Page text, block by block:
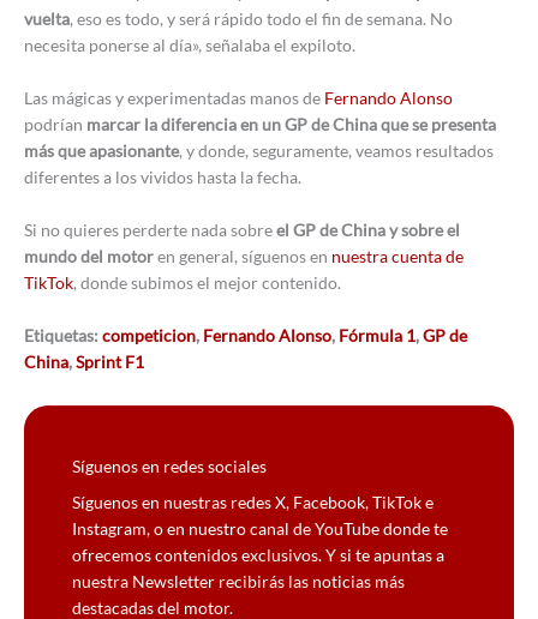
vuelta, eso es todo, y será rápido todo el fin de semana. No
necesita ponerse al día», señalaba el expiloto.
Las mágicas y experimentadas manos de Fernando Alonso
podrían marcar la diferencia en un GP de China que se presenta
más que apasionante, y donde, seguramente, veamos resultados
diferentes a los vividos hasta la fecha.
Si no quieres perderte nada sobreel GP de China y sobre el
mundo del motoren general, síguenos en nuestra cuenta de
TikTok, donde subimos el mejor contenido.
Etiquetas: competicion, Fernando Alonso, Fórmula 1,GP de
China,Sprint F1
Síguenos en redes sociales
Síguenos en nuestras redes X, Facebook, TikTok e
Instagram, o en nuestro canal de YouTube donde te
ofrecemos contenidos exclusivos. Y si te apuntas a
nuestra Newsletter recibirás las noticias más
destacadas del motor.